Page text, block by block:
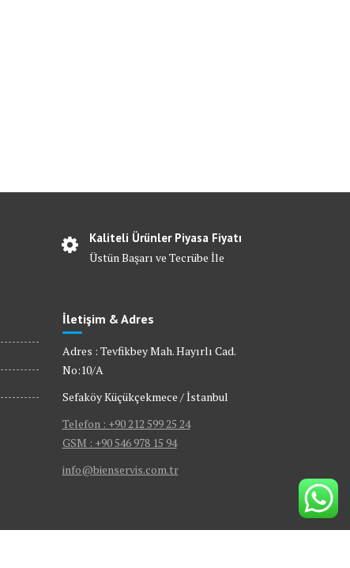
Kaliteli Ürünler Piyasa Fiyatı
Üstün Başarı ve Tecrübe İle
İletişim & Adres
Adres : Tevfikbey Mah. Hayırlı Cad.
No:10/A
Sefaköy Küçükçekmece / İstanbul
Telefon : +90 212 599 25 24
GSM : +90 546 978 15 94
info@bienservis.com.tr